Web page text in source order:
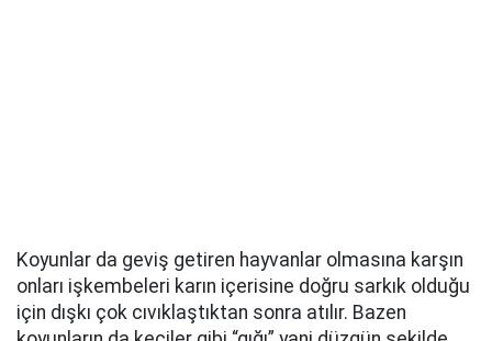
Koyunlar da geviş getiren hayvanlar olmasına karşın
onları işkembeleri karın içerisine doğru sarkık olduğu
için dışkı çok cıvıklaştıktan sonra atılır. Bazen